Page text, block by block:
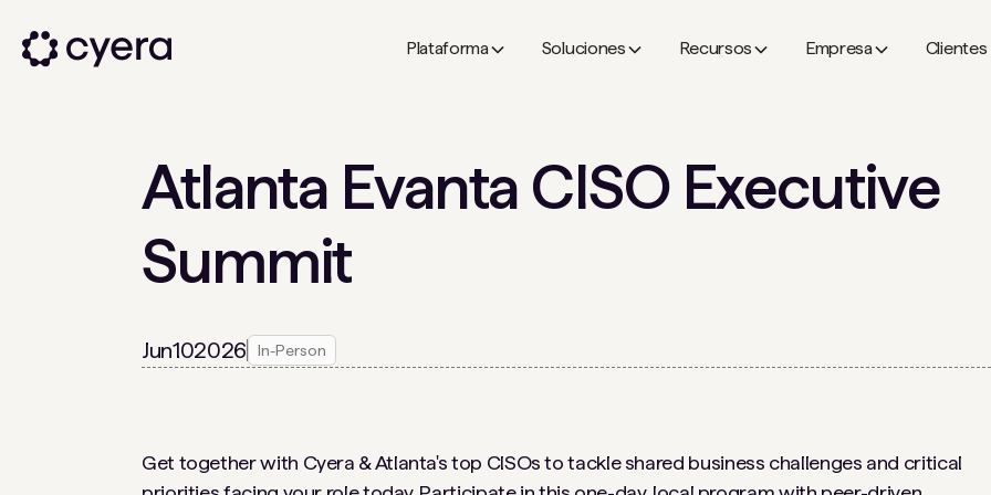
Plataforma Soluciones Recursos Empresa Clientes
Atlanta Evanta CISO Executive
Summit
Jun102026 In-Person
Get together with Cyera & Atlanta's top CISOs to tackle shared business challenges and critical